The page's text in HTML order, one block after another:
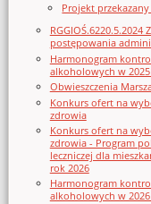
Projekt
postępowania
Harmonogram
alkoholowych w
Obwieszczenia
Konkurs ofert na
zdrowia
Konkurs ofert na
zdrowia - Program
leczniczej dla
rok 2026
Harmonogram
alkoholowych w